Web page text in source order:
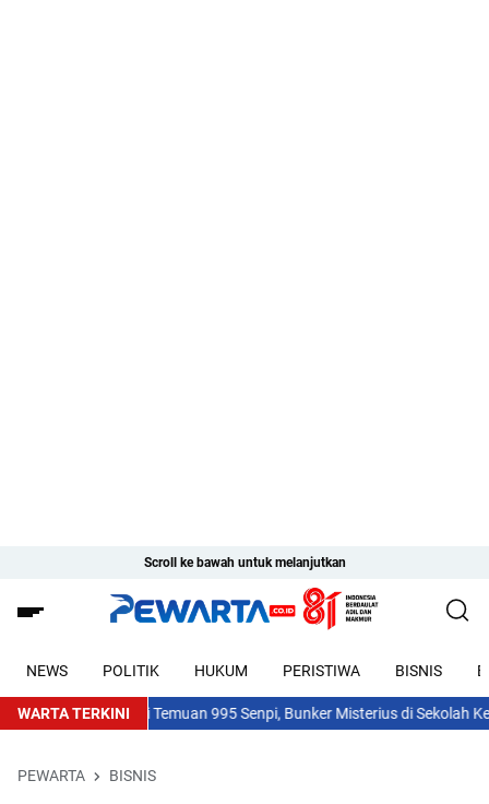
Scroll ke bawah untuk melanjutkan
NEWS POLITIK HUKUM PERISTIWA BISNIS
WARTA TERKINI
Usai Temuan 995 Senpi, Bunker Misterius di Sekolah
PEWARTA BISNIS